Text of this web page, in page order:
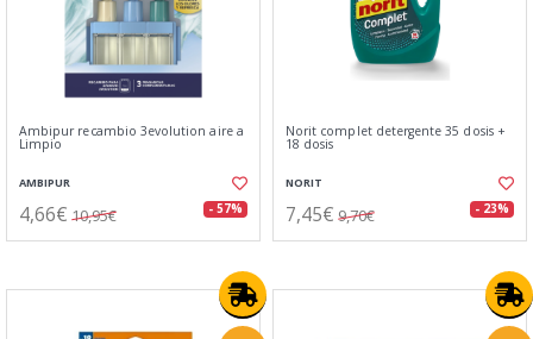
Ambipur recambio 3evolution aire a
Limpio
AMBIPUR
4,66€ 10,95€ - 57%
Norit complet detergente 35 dosis +
18 dosis
NORIT
7,45€ 9,70€ - 23%